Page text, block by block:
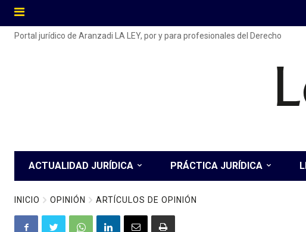
Portal jurídico de Aranzadi LA LEY, por y para profesionales del Derecho
ACTUALIDAD JURÍDICA PRÁCTICA JURÍDICA
INICIO OPINIÓN ARTÍCULOS DE OPINIÓN